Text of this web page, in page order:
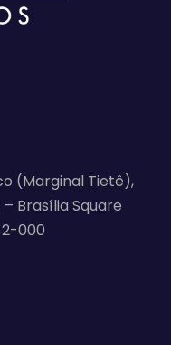
(Marginal Tietê),
Brasília Square
000